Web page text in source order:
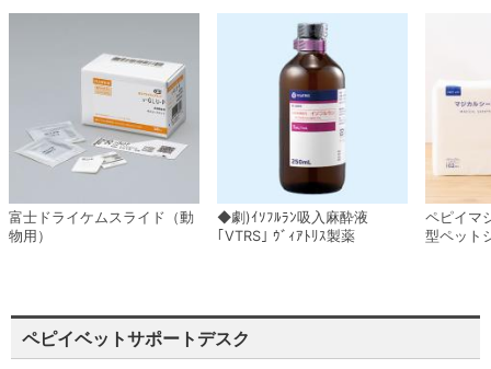
富士ドライケムスライド（動
物用）
◆劇)ｲｿﾌﾙﾗﾝ吸入麻酔液
｢VTRS｣ ｳﾞｨｱﾄﾘｽ製薬
ペピイマ
型ペット
ペピイベットサポートデスク